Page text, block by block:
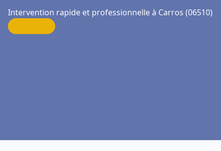
Intervention rapide et professionnelle à Carros (06510)